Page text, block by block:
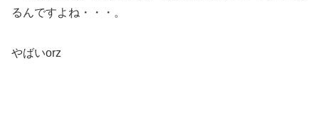
るんですよね・・・。
やばいorz